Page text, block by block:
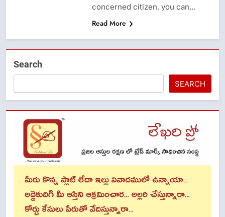
concerned citizen, you can…
Read More
Search
SEARCH